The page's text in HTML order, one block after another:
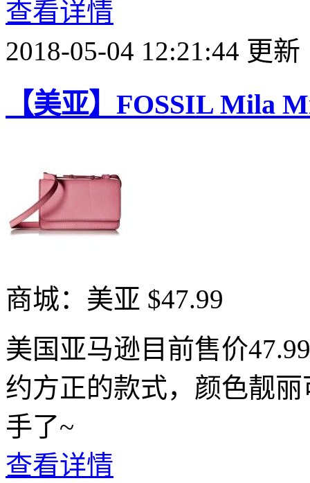
查看详情
2018-05-04 12:21:44 更新
【美亚】FOSSIL Mila
商城：美亚 $47.99
美国亚马逊目前售价
约方正的款式，颜色靓
手了~
查看详情